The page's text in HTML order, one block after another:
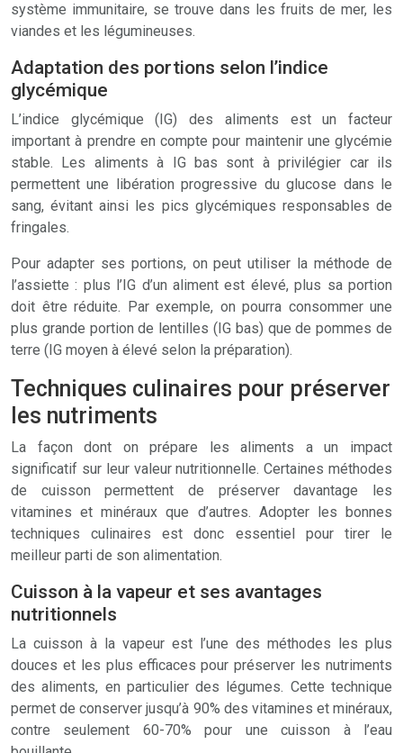
système immunitaire, se trouve dans les fruits de mer, les
viandes et les légumineuses.
Adaptation des portions selon l’indice
glycémique
L’indice glycémique (IG) des aliments est un facteur
important à prendre en compte pour maintenir une glycémie
stable. Les aliments à IG bas sont à privilégier car ils
permettent une libération progressive du glucose dans le
sang, évitant ainsi les pics glycémiques responsables de
fringales.
Pour adapter ses portions, on peut utiliser la méthode de
l’assiette : plus l’IG d’un aliment est élevé, plus sa portion
doit être réduite. Par exemple, on pourra consommer une
plus grande portion de lentilles (IG bas) que de pommes de
terre (IG moyen à élevé selon la préparation).
Techniques culinaires pour préserver
les nutriments
La façon dont on prépare les aliments a un impact
significatif sur leur valeur nutritionnelle. Certaines méthodes
de cuisson permettent de préserver davantage les
vitamines et minéraux que d’autres. Adopter les bonnes
techniques culinaires est donc essentiel pour tirer le
meilleur parti de son alimentation.
Cuisson à la vapeur et ses avantages
nutritionnels
La cuisson à la vapeur est l’une des méthodes les plus
douces et les plus efficaces pour préserver les nutriments
des aliments, en particulier des légumes. Cette technique
permet de conserver jusqu’à 90% des vitamines et minéraux,
contre seulement 60-70% pour une cuisson à l’eau